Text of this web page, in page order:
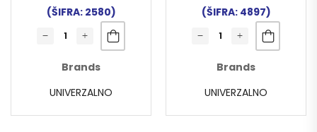
(ŠIFRA: 2580)
Brands
UNIVERZALNO
(ŠIFRA: 4897)
Brands
UNIVERZALNO